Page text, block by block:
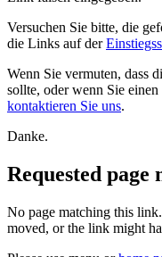
Versuchen Sie bitte, die
die Links auf der
Wenn Sie vermuten, dass
sollte, oder wenn Sie
kontaktieren Sie uns.
Danke.
Requested page
No page matching this
moved, or the link might